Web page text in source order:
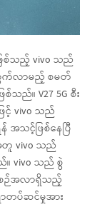
စ်သည့် vivo သည်
က်လာမည့် စမတ်
ည်။ V27 5G စီး
င့် vivo သည်
အသင့်ဖြစ်နေပြီ
တူ vivo သည်
။ vivo သည် စွဲ
စဉ်အလာရှိသည့်
ာတပ်ဆင်မှုအား